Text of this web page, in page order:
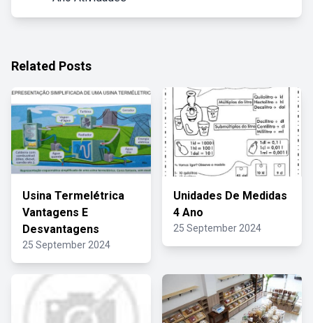
Related Posts
Usina Termelétrica
Vantagens E
Desvantagens
25 September 2024
Unidades De Medidas
4 Ano
25 September 2024